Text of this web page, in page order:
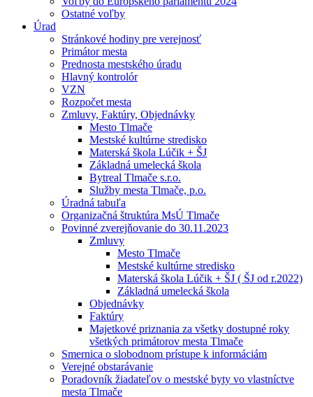
Ostatné voľby
Úrad
Stránkové hodiny pre verejnosť
Primátor mesta
Prednosta mestského úradu
Hlavný kontrolór
VZN
Rozpočet mesta
Zmluvy, Faktúry, Objednávky
Mesto Tlmače
Mestské kultúrne stredisko
Materská škola Lúčik + ŠJ
Základná umelecká škola
Bytreal Tlmače s.r.o.
Služby mesta Tlmače, p.o.
Úradná tabuľa
Organizačná štruktúra MsÚ Tlmače
Povinné zverejňovanie do 30.11.2023
Zmluvy
Mesto Tlmače
Mestské kultúrne stredisko
Materská škola Lúčik + ŠJ ( ŠJ od r.2022)
Základná umelecká škola
Objednávky
Faktúry
Majetkové priznania za všetky dostupné roky
všetkých primátorov mesta Tlmače
Smernica o slobodnom prístupe k informáciám
Verejné obstarávanie
Poradovník žiadateľov o mestské byty vo vlastníctve
mesta Tlmače